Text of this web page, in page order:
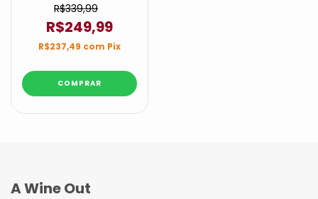
R$339,99
R$249,99
R$237,49 com Pix
A Wine Out